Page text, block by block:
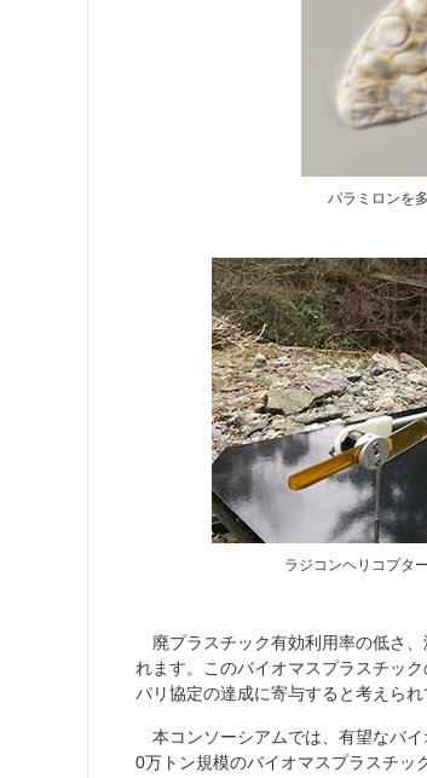
パラミロンを
ラジコンヘリコプタ
廃プラスチック有効利用率の低さ
れます。このバイオマスプラスチッ
パリ協定の達成に寄与すると考えられ
本コンソーシアムでは、有望なバ
0万トン規模のバイオマスプラスチッ